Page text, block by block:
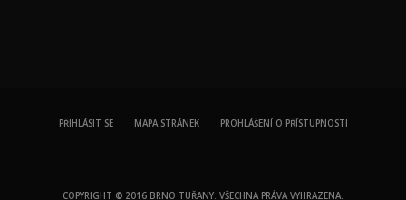
PŘIHLÁSIT SE MAPA STRÁNEK PROHLÁŠENÍ O PŘÍSTUPNOSTI
COPYRIGHT © 2016 BRNO TUŘANY. VŠECHNA PRÁVA VYHRAZENA.